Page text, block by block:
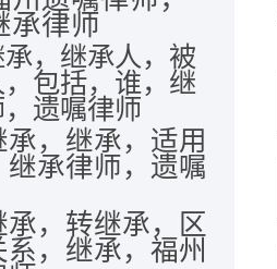
承律师
，继承人，被
包括，谁，继
遗嘱律师
承，继承，适用
继承律师，遗嘱
承，转继承，区
系，继承，福州